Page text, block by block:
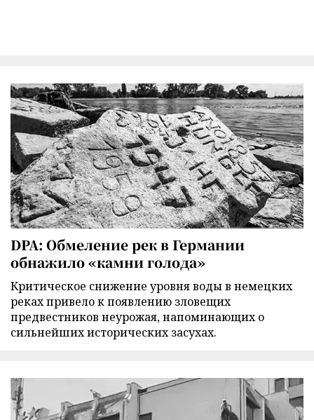
DPA: Обмеление рек в Германии
обнажило «камни голода»
Критическое снижение уровня воды в немецких
реках привело к появлению зловещих
предвестников неурожая, напоминающих о
сильнейших исторических засухах.